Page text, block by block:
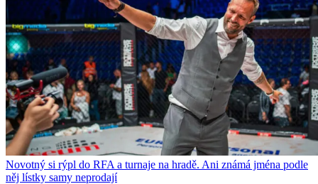
Novotný si rýpl do RFA a turnaje na hradě. Ani známá jména podle
něj lístky samy neprodají